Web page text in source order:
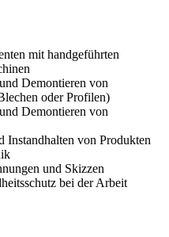
mit handgeführten
Demontieren von
oder Profilen)
Demontieren von
Instandhalten von Produkten
und Skizzen
bei der Arbeit